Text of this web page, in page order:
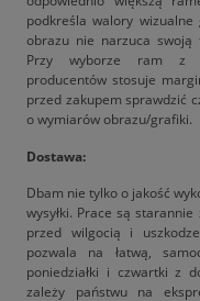
podkreśla walory
obrazu nie narzuca
Przy wyborze ram z
producentów stosuje
przed zakupem sprawdzić
o wymiarów obrazu/grafiki.
Dostawa:
Dbam nie tylko o jakość
wysyłki. Prace są
przed wilgocią i
pozwala na łatwą,
poniedziałki i czwartki z
zależy państwu na